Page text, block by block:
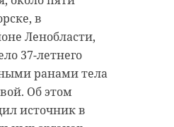
в
Ленобласти,
37-летнего
ранами тела
Об этом
источник в
о том, что в
районе
тело 14-
Об этом
источник в
органах.
в лесу.
из Тосно. Об
в
службе